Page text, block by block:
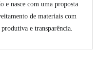
e nasce com uma proposta
de materiais com
e transparência.